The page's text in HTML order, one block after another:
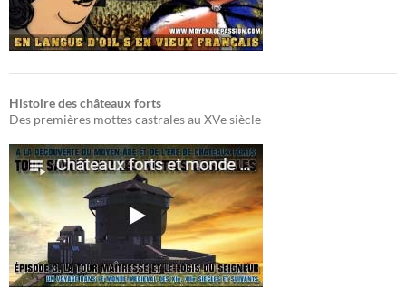
Histoire des châteaux forts
Des premières mottes castrales au XVe siècle